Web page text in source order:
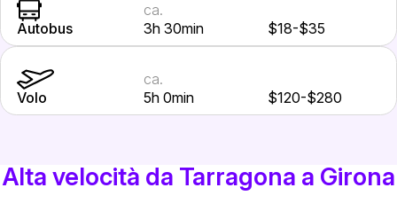
Autobus
ca.
3h 30min
$18-$35
Volo
ca.
5h 0min
$120-$280
Alta velocità da Tarragona a Girona